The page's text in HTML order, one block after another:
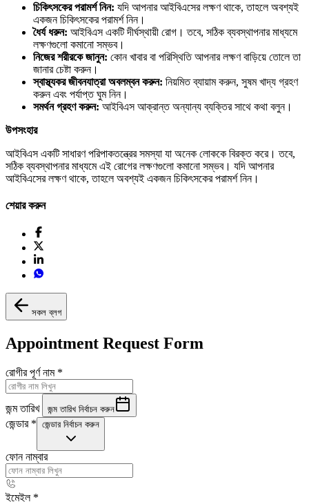
চিকিৎসকেরপরামর্শনিন: যদি আপনার আইবিএসের লক্ষণ থাকে, তাহলে অবশ্যই
একজন চিকিৎসকের পরামর্শ নিন।
ধৈর্যধরুন: আইবিএস একটি দীর্ঘস্থায়ী রোগ। তবে, সঠিক ব্যবস্থাপনার মাধ্যমে
লক্ষণগুলো কমানো সম্ভব।
নিজেরশরীরকেজানুন: কোন খাবার বা পরিস্থিতি আপনার লক্ষণ বাড়িয়ে তোলে তা
জানার চেষ্টা করুন।
স্বাস্থ্যকরজীবনযাত্রাঅবলম্বনকরুন: নিয়মিত ব্যায়াম করুন, সুষম খাদ্য গ্রহণ
করুন এবং পর্যাপ্ত ঘুম নিন।
সমর্থনগ্রহণকরুন: আইবিএস আক্রান্ত অন্যান্য ব্যক্তির সাথে কথা বলুন।
উপসংহার
আইবিএস একটি সাধারণ পরিপাকতন্ত্রের সমস্যা যা অনেক লোককে বিরক্ত করে। তবে,
সঠিক ব্যবস্থাপনার মাধ্যমে এই রোগের লক্ষণগুলো কমানো সম্ভব। যদি আপনার
আইবিএসের লক্ষণ থাকে, তাহলে অবশ্যই একজন চিকিৎসকের পরামর্শ নিন।
শেয়ার করুন
সকল ব্লগ
Appointment Request Form
রোগীর পূর্ণ নাম *
জন্ম তারিখ জন্ম তারিখ নির্বাচন করুন
জেন্ডার * জেন্ডার নির্বাচন করুন
ফোন নাম্বার
ইমেইল *